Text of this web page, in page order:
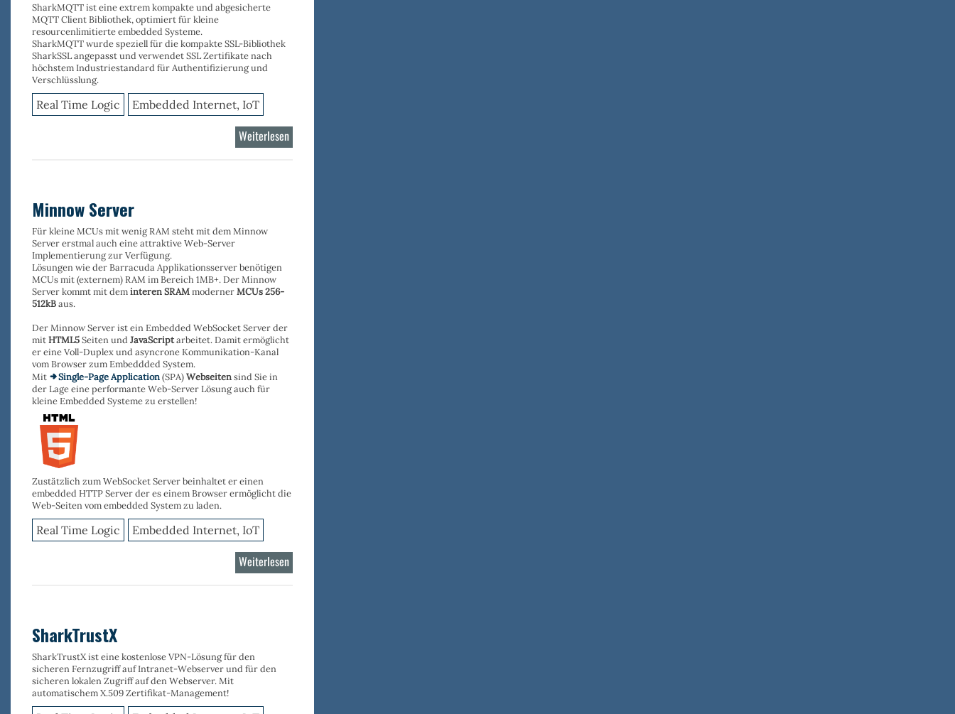
SharkMQTT ist eine extrem kompakte und abgesicherte
MQTT Client Bibliothek, optimiert für kleine
resourcenlimitierte embedded Systeme.
SharkMQTT wurde speziell für die kompakte SSL-Bibliothek
SharkSSL angepasst und verwendet SSL Zertifikate nach
höchstem Industriestandard für Authentifizierung und
Verschlüsslung.
Real Time Logic Embedded Internet, IoT
Weiterlesenüber
SharkMQTT
Minnow Server
Für kleine MCUs mit wenig RAM steht mit dem Minnow
Server erstmal auch eine attraktive Web-Server
Implementierung zur Verfügung.
Lösungen wie der Barracuda Applikationsserver benötigen
MCUs mit (externem) RAM im Bereich 1MB+. Der Minnow
Server kommt mit deminteren SRAMmodernerMCUs 256-
512kBaus.
Der Minnow Server ist ein Embedded WebSocket Server der
mitHTML5Seiten und JavaScriptarbeitet. Damit ermöglicht
er eine Voll-Duplex und asyncrone Kommunikation-Kanal
vom Browser zum Embeddded System.
Mit
Single-Page Application(SPA)Webseitensind Sie in
der Lage eine performante Web-Server Lösung auch für
kleine Embedded Systeme zu erstellen!
Zustätzlich zum WebSocket Server beinhaltet er einen
embedded HTTP Server der es einem Browser ermöglicht die
Web-Seiten vom embedded System zu laden.
Real Time Logic Embedded Internet, IoT
Weiterlesenüber
Minnow
SharkTrustX
SharkTrustX ist eine kostenlose VPN-Lösung für den
sicheren Fernzugriff auf Intranet-Webserver und für den
sicheren lokalen Zugriff auf den Webserver. Mit
automatischem X.509 Zertifikat-Management!